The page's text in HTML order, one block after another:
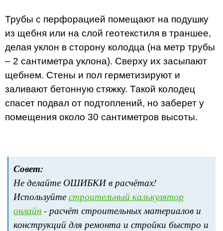
Трубы с перфорацией помещают на подушку
из щебня или на слой геотекстиля в траншее,
делая уклон в сторону колодца (на метр трубы
– 2 сантиметра уклона). Сверху их засыпают
щебнем. Стены и пол герметизируют и
заливают бетонную стяжку. Такой колодец
спасет подвал от подтоплений, но заберет у
помещения около 30 сантиметров высоты.
Совет:
Не делайте ОШИБКИ в расчётах!
Используйте строительный калькулятор
онлайн - расчёт строительных материалов и
конструкций для ремонта и стройки быстро и